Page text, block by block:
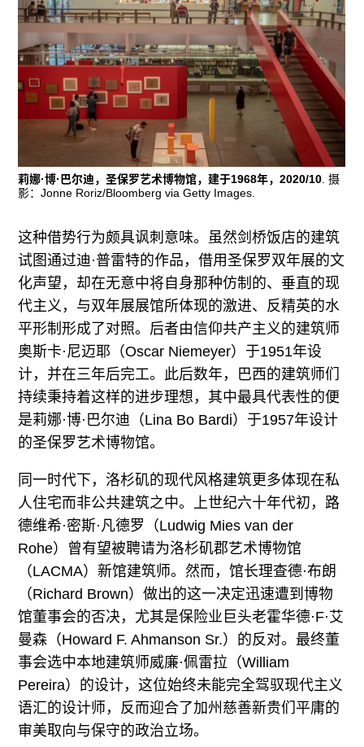
莉娜·博·巴尔迪，圣保罗艺术博物馆，建于1968年，2020/10 . 摄
影：Jonne Roriz/Bloomberg via Getty Images.
这种借势行为颇具讽刺意味。虽然剑桥饭店的建筑
试图通过迪·普雷特的作品，借用圣保罗双年展的文
化声望，却在无意中将自身那种仿制的、垂直的现
代主义，与双年展展馆所体现的激进、反精英的水
平形制形成了对照。后者由信仰共产主义的建筑师
奥斯卡·尼迈耶（Oscar Niemeyer）于1951年设
计，并在三年后完工。此后数年，巴西的建筑师们
持续秉持着这样的进步理想，其中最具代表性的便
是莉娜·博·巴尔迪（Lina Bo Bardi）于1957年设计
的圣保罗艺术博物馆。
同一时代下，洛杉矶的现代风格建筑更多体现在私
人住宅而非公共建筑之中。上世纪六十年代初，路
德维希·密斯·凡德罗（Ludwig Mies van der
Rohe）曾有望被聘请为洛杉矶郡艺术博物馆
（LACMA）新馆建筑师。然而，馆长理查德·布朗
（Richard Brown）做出的这一决定迅速遭到博物
馆董事会的否决，尤其是保险业巨头老霍华德·F·艾
曼森（Howard F. Ahmanson Sr.）的反对。最终董
事会选中本地建筑师威廉·佩雷拉（William
Pereira）的设计，这位始终未能完全驾驭现代主义
语汇的设计师，反而迎合了加州慈善新贵们平庸的
审美取向与保守的政治立场。